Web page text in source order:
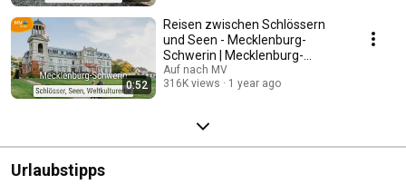
0:52
Reisen zwischen Schlössern
und Seen - Mecklenburg-
Schwerin | Mecklenburg-
Vorpommern
Auf nach MV
316K views
1 year ago
Urlaubstipps